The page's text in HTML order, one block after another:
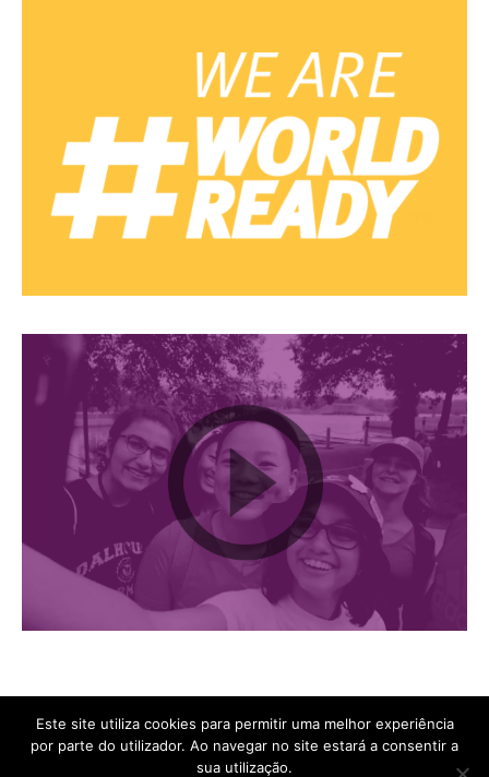
DofE - The Duke of Edinburgh's Award Portugal © Copyright 2026 ,
Este site utiliza cookies para permitir uma melhor experiência
por parte do utilizador. Ao navegar no site estará a consentir a
sua utilização.